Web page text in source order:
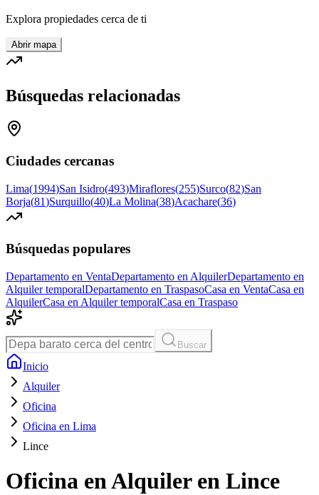
Explora propiedades cerca de ti
Abrir mapa
Búsquedas relacionadas
Ciudades cercanas
Lima(1994)San Isidro(493)Miraflores(255)Surco(82)San
Borja(81)Surquillo(40)La Molina(38)Acachare(36)
Búsquedas populares
Departamento en VentaDepartamento en AlquilerDepartamento en
Alquiler temporalDepartamento en TraspasoCasa en VentaCasa en
AlquilerCasa en Alquiler temporalCasa en Traspaso
Buscar
Inicio
Alquiler
Oficina
Oficina en Lima
Lince
Oficina en Alquiler en Lince